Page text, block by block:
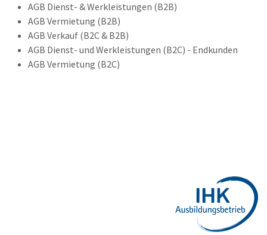
AGB Dienst- & Werkleistungen (B2B)
AGB Vermietung (B2B)
AGB Verkauf (B2C & B2B)
AGB Dienst- und Werkleistungen (B2C) - Endkunden
AGB Vermietung (B2C)